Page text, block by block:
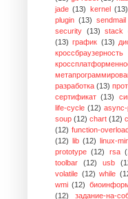
jade (13) kernel (13)
plugin (13) sendmail
security (13) stack
(13) график (13)
кроссбраузерность
разработка (13)
сертификат (13)
life-cycle (12) async-
soup (12) chart (12)
(12) function-
(12) lib (12) linux-
prototype (12) rsa
toolbar
(12) usb
volatile (12) while
wmi (12)
(12)
задание-на-